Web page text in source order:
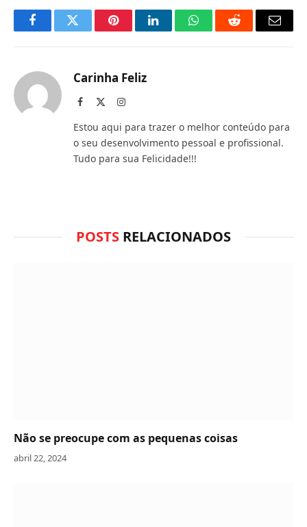
FacebookTwitter PinterestLinkedInO
WhatsApp?
Reddit
E-
Carinha Feliz
Facebook Instagram
Estou aqui para trazer o melhor conteúdo para
o seu desenvolvimento pessoal e profissional.
Tudo para sua Felicidade!!!
POSTS RELACIONADOS
Não se preocupe com as pequenas coisas
abril 22, 2024